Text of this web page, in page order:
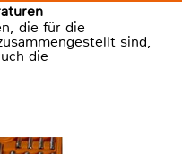
die für die
sind,
die